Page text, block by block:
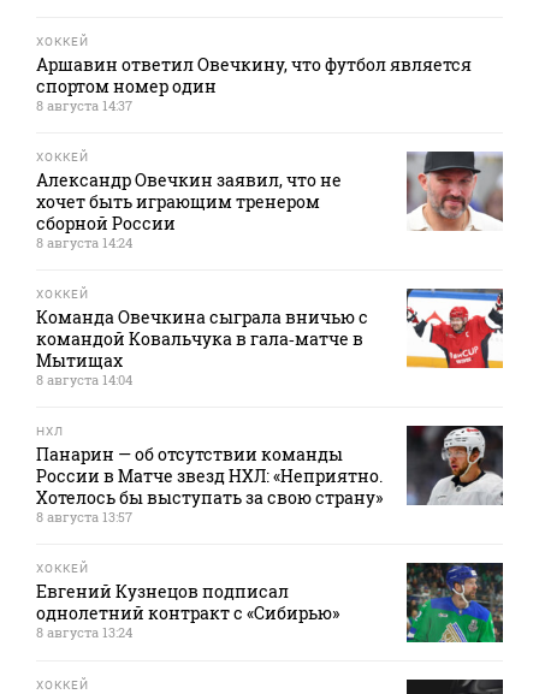
ХОККЕЙ
Аршавин ответил Овечкину, что футбол является
спортом номер один
8 августа 14:37
ХОККЕЙ
Александр Овечкин заявил, что не
хочет быть играющим тренером
сборной России
8 августа 14:24
ХОККЕЙ
Команда Овечкина сыграла вничью с
командой Ковальчука в гала‑матче в
Мытищах
8 августа 14:04
НХЛ
Панарин — об отсутствии команды
России в Матче звезд НХЛ: «Неприятно.
Хотелось бы выступать за свою страну»
8 августа 13:57
ХОККЕЙ
Евгений Кузнецов подписал
однолетний контракт с «Сибирью»
8 августа 13:24
ХОККЕЙ